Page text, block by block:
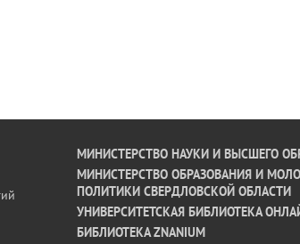
МИНИСТЕРСТВО НАУКИ И ВЫСШЕГО
МИНИСТЕРСТВО ОБРАЗОВАНИЯ И
ПОЛИТИКИ СВЕРДЛОВСКОЙ ОБЛАСТИ
УНИВЕРСИТЕТСКАЯ БИБЛИОТЕКА
БИБЛИОТЕКА ZNANIUM